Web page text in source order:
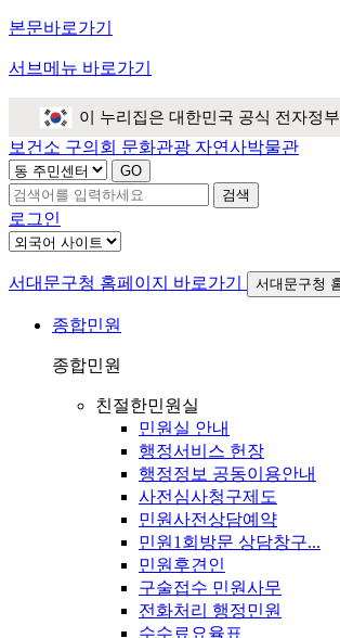
본문바로가기
서브메뉴 바로가기
이 누리집은 대한민국 공식 전자정
보건소 구의회 문화관광 자연사박물관
검색
로그인
서대문구청 홈페이지 바로가기 서대문구청
종합민원
종합민원
친절한민원실
민원실 안내
행정서비스 헌장
행정정보 공동이용안내
사전심사청구제도
민원사전상담예약
민원1회방문 상담창구...
민원후견인
구술접수 민원사무
전화처리 행정민원
수수료요율표